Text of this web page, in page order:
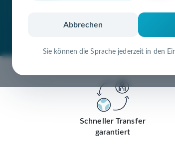
Abbrechen
Sie können die Sprache jederzeit in den
Schneller Transfer
garantiert